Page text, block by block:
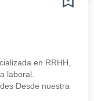
en RRHH,
laboral.
Desde nuestra